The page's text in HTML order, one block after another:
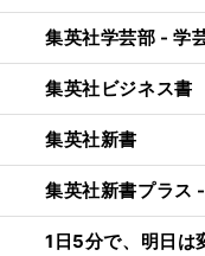
集英社学芸部 - 学
集英社ビジネス書
集英社新書
集英社新書プラス
1日5分で、明日